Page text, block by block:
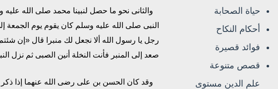
حياة الصحابة
أحكام النكاح
فوائد قصيرة
قصص متنوعة
علم الدين مستوى
والثانى نحو ما حصل لنبينا محمد صلى الله
النبى صلى الله عليه وسلم كان يقوم يوم الجمعة
رجل يا رسول الله ألا نجعل لك منبرا قال «إن
صعد إلى المنبر فأنت النخلة أنين الصبى ثم نزل
وقد كان الحسن بن على رضى الله عنهما إذا